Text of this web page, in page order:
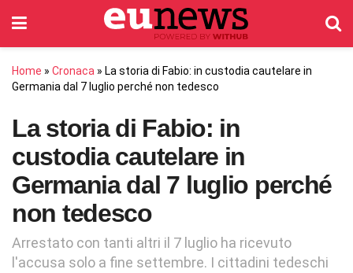
Home » Cronaca » La storia di Fabio: in custodia cautelare in
Germania dal 7 luglio perché non tedesco
La storia di Fabio: in
custodia cautelare in
Germania dal 7 luglio perché
non tedesco
Arrestato con tanti altri il 7 luglio ha ricevuto
l'accusa solo a fine settembre. I cittadini tedeschi